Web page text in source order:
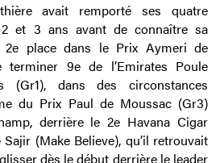
avait remporté ses quatre
et 3 ans avant de connaître sa
2e place dans le Prix Aymeri de
9e de l’Emirates Poule
(Gr1), dans des circonstances
du Prix Paul de Moussac (Gr3)
derrière le 2e Havana Cigar
(Make Believe), qu’il retrouvait
dès le début derrière le leader